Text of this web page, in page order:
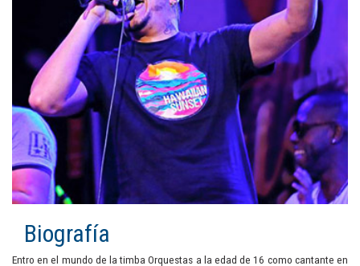
Biografía
Entro en el mundo de la timba Orquestas a la edad de 16 como cantante en